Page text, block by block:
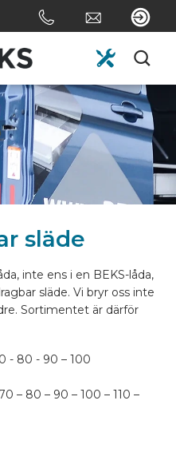
släde
inte ens i en BEKS-låda,
släde. Vi bryr oss inte
Sortimentet är därför
- 80 - 90 – 100
– 80 – 90 – 100 – 110 –